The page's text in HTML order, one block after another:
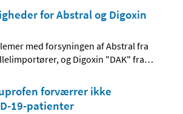
for Abstral og Digoxin
med forsyningen af Abstral fra
og Digoxin "DAK" fra…
forværrer ikke
19-patienter